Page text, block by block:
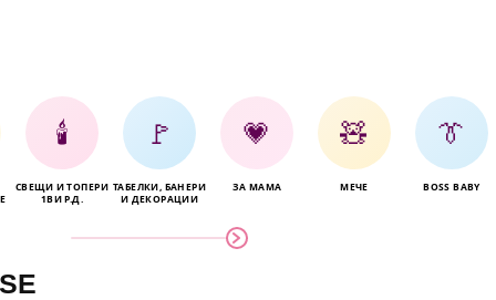
🕯️
СВЕЩИ И ТОПЕРИ
1ВИ Р.Д.
🚩
ТАБЕЛКИ, БАНЕРИ
И ДЕКОРАЦИИ
💗
ЗА МАМА
🧸
МЕЧЕ
👔
BOSS BABY